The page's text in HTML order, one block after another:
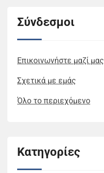
Σύνδεσμοι
Επικοινωνήστε μαζί μας
Σχετικά με εμάς
Όλο το περιεχόμενο
Κατηγορίες